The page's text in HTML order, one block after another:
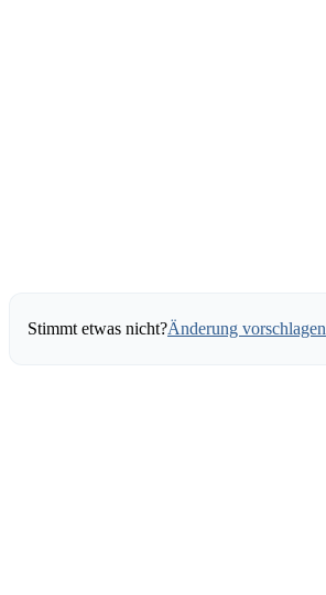
Stimmt etwas nicht?Änderung vorschlagen